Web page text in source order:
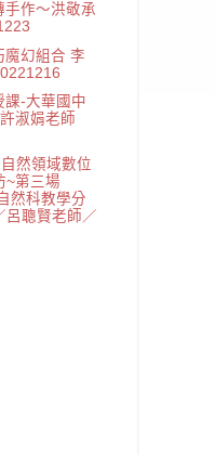
手作～洪敬承
魔幻組合 李
課-大華國中
淑娟老師
然領域數位
~第三場
然科教學分
呂聰賢老師／